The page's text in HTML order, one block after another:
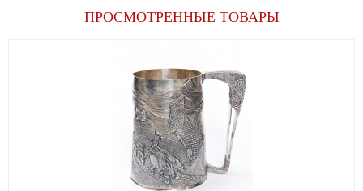
ПРОСМОТРЕННЫЕ ТОВАРЫ